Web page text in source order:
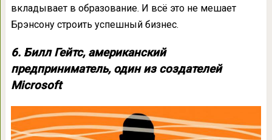
вкладывает в образование. И всё это не мешает
Брэнсону строить успешный бизнес.
6. Билл Гейтс, американский
предприниматель, один из создателей
Microsoft